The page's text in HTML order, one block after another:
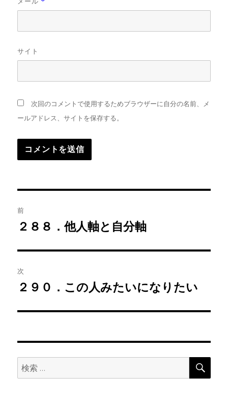
サイト
次回のコメントで使用するためブラウザーに自分の名前、メ
ールアドレス、サイトを保存する。
稿
ビ
ゲ
ー
ン
前
前
投
稿:
２８８．他人軸と自分軸
次
次
投
２９０．この人みたいになりたい
検
索:
検